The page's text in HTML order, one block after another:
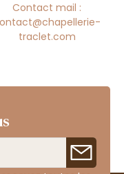
Contact mail :
traclet.com